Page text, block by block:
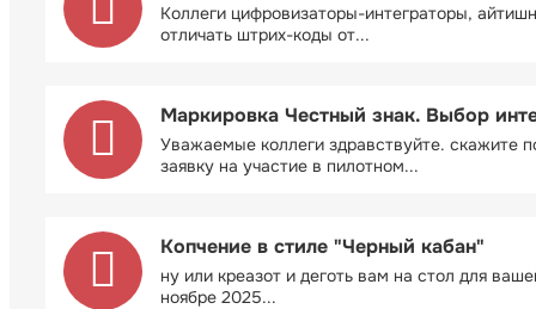
Коллеги цифровизаторы-интеграторы,
отличать штрих-коды от...
Маркировка Честный знак. Выбор
Уважаемые коллеги здравствуйте. скажите
заявку на участие в пилотном...
Копчение в стиле "Черный кабан"
ну или креазот и деготь вам на стол для
ноябре 2025...